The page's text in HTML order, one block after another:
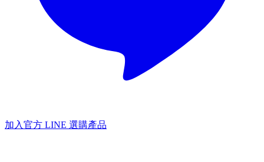
加入官方 LINE 選購產品